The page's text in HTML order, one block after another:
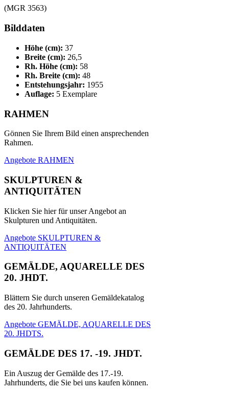
(MGR 3563)
Bilddaten
Höhe (cm): 37
Breite (cm): 26,5
Rh. Höhe (cm): 58
Rh. Breite (cm): 48
Entstehungsjahr: 1955
Auflage: 5 Exemplare
RAHMEN
Gönnen Sie Ihrem Bild einen ansprechenden
Rahmen.
Angebote RAHMEN
SKULPTUREN &
ANTIQUITÄTEN
Klicken Sie hier für unser Angebot an
Skulpturen und Antiquitäten.
Angebote SKULPTUREN &
ANTIQUITÄTEN
GEMÄLDE, AQUARELLE DES
20. JHDT.
Blättern Sie durch unseren Gemäldekatalog
des 20. Jahrhunderts.
Angebote GEMÄLDE, AQUARELLE DES
20. JHDTS.
GEMÄLDE DES 17. -19. JHDT.
Ein Auszug der Gemälde des 17.-19.
Jahrhunderts, die Sie bei uns kaufen können.